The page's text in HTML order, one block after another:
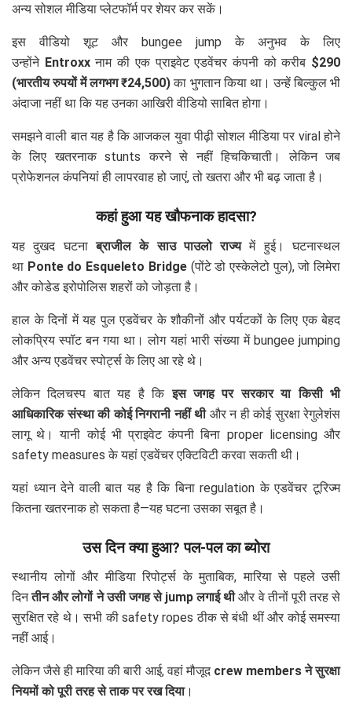
अन्य सोशल मीडिया प्लेटफॉर्म पर शेयर कर सकें।
इस वीडियो शूट और bungee jump के अनुभव के लिए
उन्होंने Entroxxनाम की एक प्राइवेट एडवेंचर कंपनी को करीब $290
(भारतीय रुपयों में लगभग ₹24,500)का भुगतान किया था। उन्हें बिल्कुल भी
अंदाजा नहीं था कि यह उनका आखिरी वीडियो साबित होगा।
समझने वाली बात यह है कि आजकल युवा पीढ़ी सोशल मीडिया पर viral होने
के लिए खतरनाक stunts करने से नहीं हिचकिचाती। लेकिन जब
प्रोफेशनल कंपनियां ही लापरवाह हो जाएं, तो खतरा और भी बढ़ जाता है।
कहां हुआ यह खौफनाक हादसा?
यह दुखद घटनाब्राजील के साउ पाउलो राज्यमें हुई। घटनास्थल
था Ponte do Esqueleto Bridge(पोंटे डो एस्केलेटो पुल), जो लिमेरा
और कोडेड इरोपोलिस शहरों को जोड़ता है।
हाल के दिनों में यह पुल एडवेंचर के शौकीनों और पर्यटकों के लिए एक बेहद
लोकप्रिय स्पॉट बन गया था। लोग यहां भारी संख्या में bungee jumping
और अन्य एडवेंचर स्पोर्ट्स के लिए आ रहे थे।
लेकिन दिलचस्प बात यह है किइस जगह पर सरकार या किसी भी
आधिकारिक संस्था की कोई निगरानी नहीं थीऔर न ही कोई सुरक्षा रेगुलेशंस
लागू थे। यानी कोई भी प्राइवेट कंपनी बिना proper licensing और
safety measures के यहां एडवेंचर एक्टिविटी करवा सकती थी।
यहां ध्यान देने वाली बात यह है कि बिना regulation के एडवेंचर टूरिज्म
कितना खतरनाक हो सकता है—यह घटना उसका सबूत है।
उस दिन क्या हुआ? पल-पल का ब्योरा
स्थानीय लोगों और मीडिया रिपोर्ट्स के मुताबिक, मारिया से पहले उसी
दिनतीन और लोगों ने उसी जगह से jump लगाई थीऔर वे तीनों पूरी तरह से
सुरक्षित रहे थे। सभी की safety ropes ठीक से बंधी थीं और कोई समस्या
नहीं आई।
लेकिन जैसे ही मारिया की बारी आई, वहां मौजूद crew members ने सुरक्षा
नियमों को पूरी तरह से ताक पर रख दिया।